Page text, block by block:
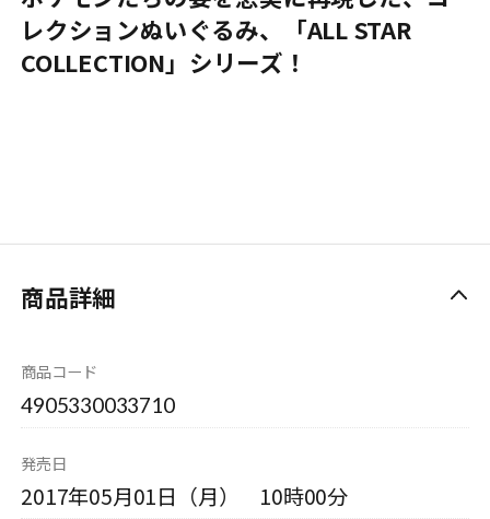
レクションぬいぐるみ、「ALL STAR
COLLECTION」シリーズ！
商品詳細
商品コード
4905330033710
発売日
2017年05月01日（月） 10時00分